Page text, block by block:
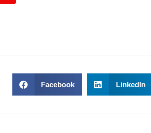
Facebook LinkedIn